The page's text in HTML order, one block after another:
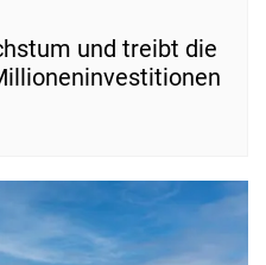
und treibt die